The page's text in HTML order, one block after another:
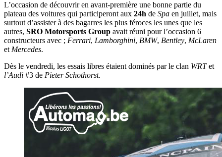
L’occasion de découvrir en avant-première une bonne partie du
plateau des voitures qui participeront aux 24h de Spa en juillet, mais
surtout d’assister à des bagarres les plus féroces les unes que les
autres, SRO Motorsports Group avait réuni pour l’occasion 6
constructeurs avec ; Ferrari, Lamborghini, BMW, Bentley, McLaren
etMercedes.
Dès le vendredi, les essais libres étaient dominés par le clan WRTet
l’Audi #3 de Pieter Schothorst.